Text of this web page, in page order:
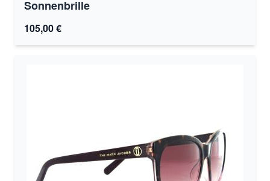
Sonnenbrille
105,00 €